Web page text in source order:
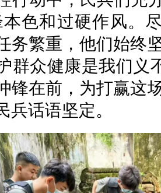
本色和过硬作风。
务繁重，他们始终
群众健康是我们义
锋在前，为打赢这
兵话语坚定。